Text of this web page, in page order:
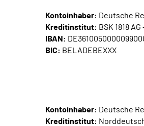
Kontoinhaber: Deutsche
Kreditinstitut: BSK 1818
IBAN:
BIC: BELADEBEXXX
Kontoinhaber: Deutsche
Kreditinstitut: